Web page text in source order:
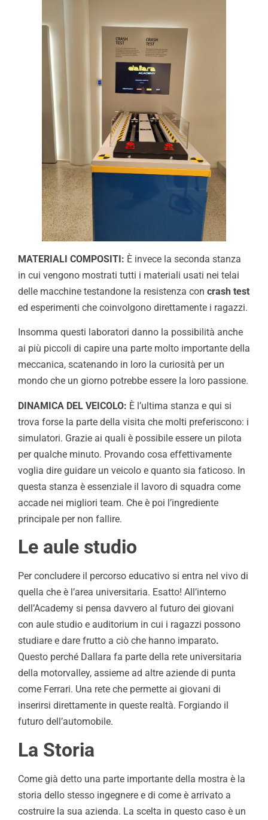
MATERIALI COMPOSITI: È invece la seconda stanza
in cui vengono mostrati tutti i materiali usati nei telai
delle macchine testandone la resistenza con crash test
ed esperimenti che coinvolgono direttamente i ragazzi.
Insomma questi laboratori danno la possibilità anche
ai più piccoli di capire una parte molto importante della
meccanica, scatenando in loro la curiosità per un
mondo che un giorno potrebbe essere la loro passione.
DINAMICA DEL VEICOLO: È l’ultima stanza e qui si
trova forse la parte della visita che molti preferiscono: i
simulatori. Grazie ai quali è possibile essere un pilota
per qualche minuto. Provando cosa effettivamente
voglia dire guidare un veicolo e quanto sia faticoso. In
questa stanza è essenziale il lavoro di squadra come
accade nei migliori team. Che è poi l’ingrediente
principale per non fallire.
Le aule studio
Per concludere il percorso educativo si entra nel vivo di
quella che è l’area universitaria. Esatto! All’interno
dell’Academy si pensa davvero al futuro dei giovani
con aule studio e auditorium in cui i ragazzi possono
studiare e dare frutto a ciò che hanno imparato.
Questo perché Dallara fa parte della rete universitaria
della motorvalley, assieme ad altre aziende di punta
come Ferrari. Una rete che permette ai giovani di
inserirsi direttamente in queste realtà. Forgiando il
futuro dell’automobile.
La Storia
Come già detto una parte importante della mostra è la
storia dello stesso ingegnere e di come è arrivato a
costruire la sua azienda. La scelta in questo caso è un